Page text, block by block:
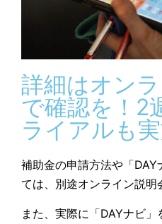
詳細はオン
で確認を！2
ライアルも
補助金の申請方法や「
ては、別途オンライン説明
また、実際に「DAYナビ